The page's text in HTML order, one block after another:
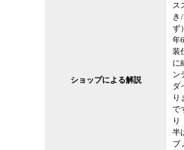
ショップによる解説
ス
き
ず
年
装
に
ン
ダ
り
で
り
半
ブ